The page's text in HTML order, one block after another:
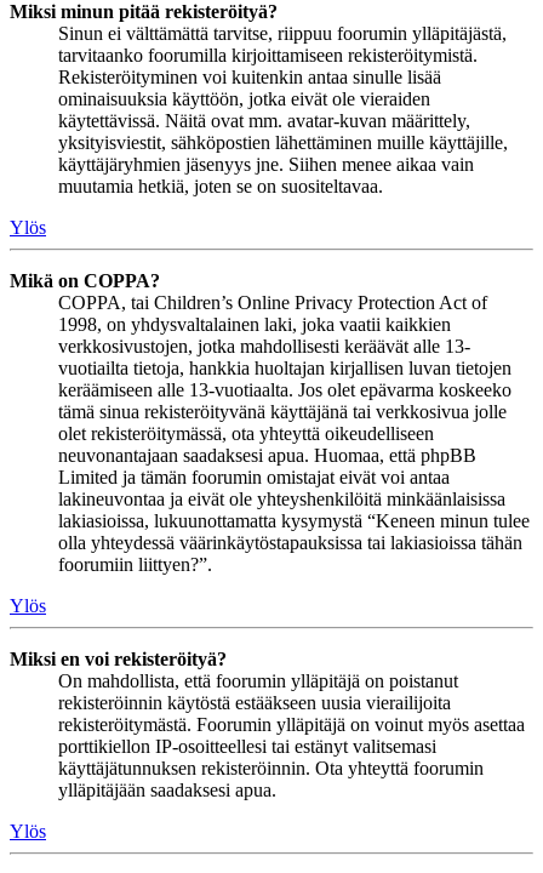
Miksi minun pitää rekisteröityä?
Sinun ei välttämättä tarvitse, riippuu foorumin ylläpitäjästä,
tarvitaanko foorumilla kirjoittamiseen rekisteröitymistä.
Rekisteröityminen voi kuitenkin antaa sinulle lisää
ominaisuuksia käyttöön, jotka eivät ole vieraiden
käytettävissä. Näitä ovat mm. avatar-kuvan määrittely,
yksityisviestit, sähköpostien lähettäminen muille käyttäjille,
käyttäjäryhmien jäsenyys jne. Siihen menee aikaa vain
muutamia hetkiä, joten se on suositeltavaa.
Ylös
Mikä on COPPA?
COPPA, tai Children’s Online Privacy Protection Act of
1998, on yhdysvaltalainen laki, joka vaatii kaikkien
verkkosivustojen, jotka mahdollisesti keräävät alle 13-
vuotiailta tietoja, hankkia huoltajan kirjallisen luvan tietojen
keräämiseen alle 13-vuotiaalta. Jos olet epävarma koskeeko
tämä sinua rekisteröityvänä käyttäjänä tai verkkosivua jolle
olet rekisteröitymässä, ota yhteyttä oikeudelliseen
neuvonantajaan saadaksesi apua. Huomaa, että phpBB
Limited ja tämän foorumin omistajat eivät voi antaa
lakineuvontaa ja eivät ole yhteyshenkilöitä minkäänlaisissa
lakiasioissa, lukuunottamatta kysymystä “Keneen minun tulee
olla yhteydessä väärinkäytöstapauksissa tai lakiasioissa tähän
foorumiin liittyen?”.
Ylös
Miksi en voi rekisteröityä?
On mahdollista, että foorumin ylläpitäjä on poistanut
rekisteröinnin käytöstä estääkseen uusia vierailijoita
rekisteröitymästä. Foorumin ylläpitäjä on voinut myös asettaa
porttikiellon IP-osoitteellesi tai estänyt valitsemasi
käyttäjätunnuksen rekisteröinnin. Ota yhteyttä foorumin
ylläpitäjään saadaksesi apua.
Ylös